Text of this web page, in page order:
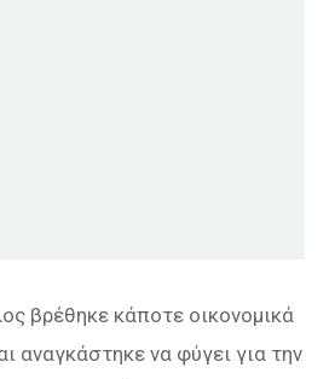
βρέθηκε κάποτε οικονομικά
αναγκάστηκε να φύγει για την